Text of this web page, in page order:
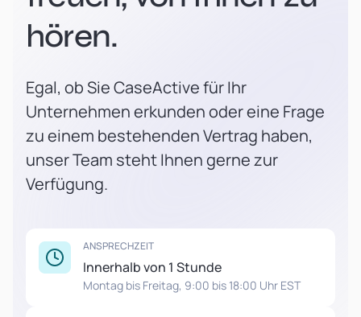
hören.
Egal, ob Sie CaseActive für Ihr
Unternehmen erkunden oder eine Frage
zu einem bestehenden Vertrag haben,
unser Team steht Ihnen gerne zur
Verfügung.
ANSPRECHZEIT
Innerhalb von 1 Stunde
Montag bis Freitag, 9:00 bis 18:00 Uhr EST